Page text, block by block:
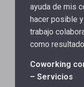
ayuda de mis
hacer posible
trabajo
como
Coworking
– Servicios